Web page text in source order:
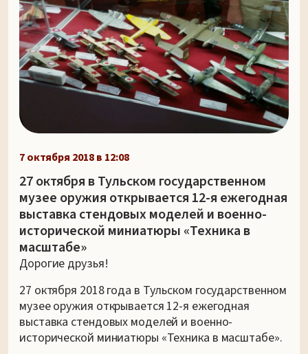
7 октября 2018 в 12:08
27 октября в Тульском государственном
музее оружия открывается 12-я ежегодная
выставка стендовых моделей и военно-
исторической миниатюры «Техника в
масштабе»
Дорогие друзья!
27 октября 2018 года в Тульском государственном
музее оружия открывается 12-я ежегодная
выставка стендовых моделей и военно-
исторической миниатюры «Техника в масштабе».